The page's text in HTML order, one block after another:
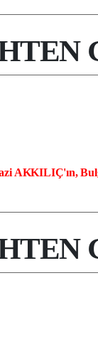
AKKILIÇ'ın,